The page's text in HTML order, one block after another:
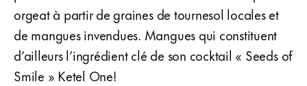
orgeat à partir de graines de tournesol locales et
de mangues invendues. Mangues qui constituent
d’ailleurs l’ingrédient clé de son cocktail « Seeds of
Smile » Ketel One!